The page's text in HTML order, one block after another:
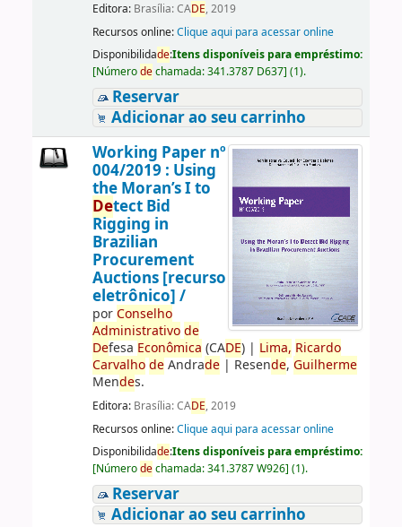
Editora: Brasília: CADE, 2019
Recursos online:Clique aqui para acessar online
Disponibilidade:Itens disponíveis para empréstimo:
[Númerodechamada:341.3787 D637] (1).
Reservar
Adicionar ao seu carrinho
Working Paper nº
004/2019 : Using
the Moran’s I to
Detect Bid
Rigging in
Brazilian
Procurement
Auctions [recurso
eletrônico] /
porConselho
Administrativo de
Defesa Econômica (CADE)| Lima, Ricardo
Carvalho deAndrade| Resende, Guilherme
Mendes.
Editora: Brasília: CADE, 2019
Recursos online:Clique aqui para acessar online
Disponibilidade:Itens disponíveis para empréstimo:
[Númerodechamada:341.3787 W926] (1).
Reservar
Adicionar ao seu carrinho